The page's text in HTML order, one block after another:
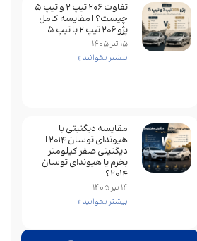
تفاوت ۲۰۶ تیپ ۲ و تیپ ۵
چیست؟ | مقایسه کامل
پژو ۲۰۶ تیپ ۲ با تیپ ۵
15 تیر 1405
بیشتر بخوانید »
مقایسه دیگنیتی با
هیوندای توسان 2014 |
دیگنیتی صفر کیلومتر
بخرم یا هیوندای توسان
2014؟
14 تیر 1405
بیشتر بخوانید »